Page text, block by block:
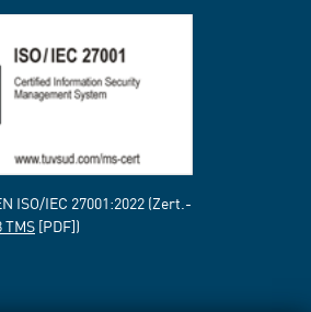
ISO/IEC 27001:2022 (Zert.-
TMS[PDF])